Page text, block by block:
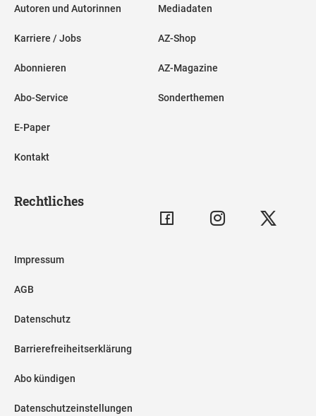
Autoren und Autorinnen
Karriere / Jobs
Abonnieren
Abo-Service
E-Paper
Kontakt
Mediadaten
AZ-Shop
AZ-Magazine
Sonderthemen
Rechtliches
Impressum
AGB
Datenschutz
Barrierefreiheitserklärung
Abo kündigen
Datenschutzeinstellungen